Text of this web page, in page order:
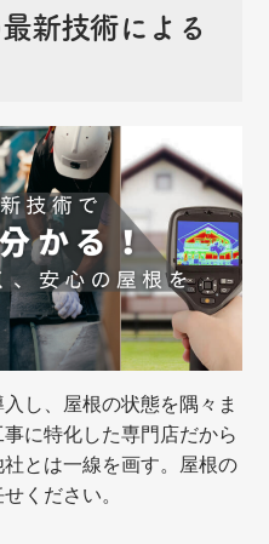
新技術による
し、屋根の状態を隅々ま
に特化した専門店だから
とは一線を画す。屋根の
ください。